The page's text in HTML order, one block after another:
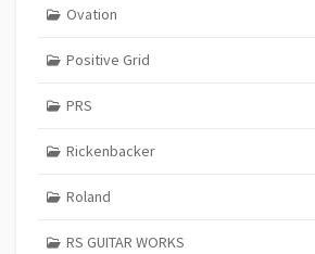
Ovation
Positive Grid
PRS
Rickenbacker
Roland
RS GUITAR WORKS